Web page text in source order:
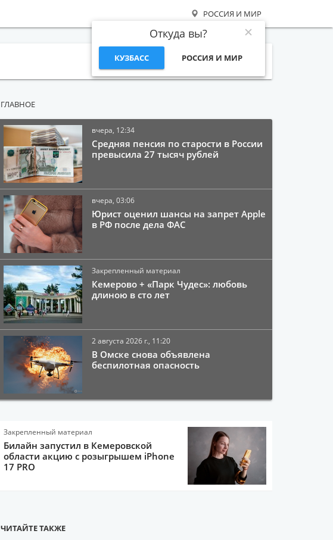
РОССИЯ И МИР
Откуда вы?
КУЗБАСС РОССИЯ И МИР
Поиск
ГЛАВНОЕ
вчера, 12:34
Средняя пенсия по старости в России
превысила 27 тысяч рублей
вчера, 03:06
Юрист оценил шансы на запрет Apple
в РФ после дела ФАС
Закрепленный материал
Кемерово + «Парк Чудес»: любовь
длиною в сто лет
2 августа 2026 г., 11:20
В Омске снова объявлена
беспилотная опасность
Закрепленный материал
Билайн запустил в Кемеровской
области акцию с розыгрышем iPhone
17 PRO
ЧИТАЙТЕ ТАКЖЕ